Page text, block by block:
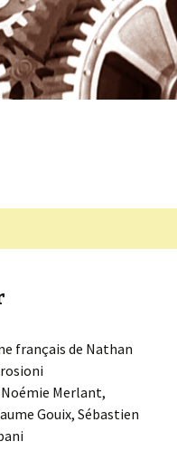
St Julien Molin
français de Nathan
Noémie Merlant,
Gouix, Sébastien